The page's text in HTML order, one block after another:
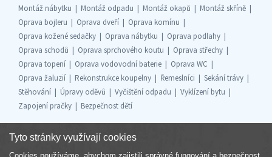
Montáž nábytku
Montáž odpadu Montáž okapů
Montáž skříně
Oprava bojleru
Oprava dveří
Oprava komínu
Oprava kožené sedačky
Oprava nábytku
Oprava podlahy
Oprava schodů
Oprava sprchového koutu
Oprava střechy
Oprava topení
Oprava vodovodní baterie
Oprava WC
Oprava žaluzií
Rekonstrukce koupelny Řemeslníci
Sekání trávy
Stěhování
Úpravy oděvů Vyčištění odpadu
Vyklízení bytu
Zapojení pračky
Bezpečnost dětí
Tyto stránky využívají cookies